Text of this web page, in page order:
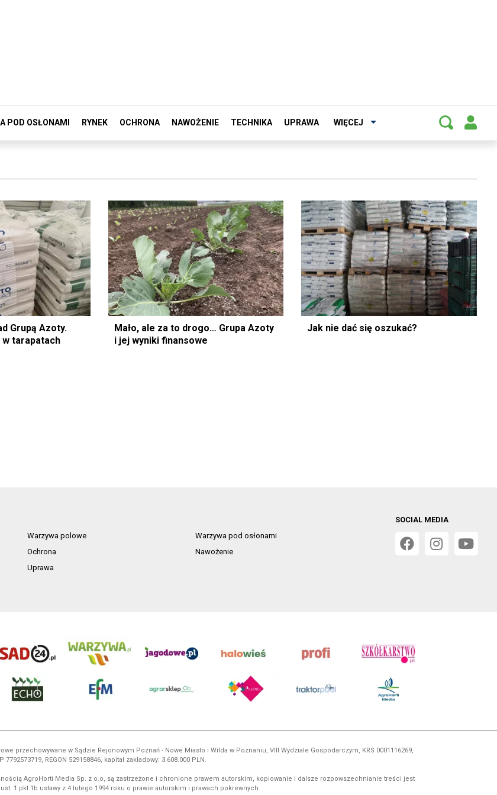
POD OSŁONAMI RYNEK OCHRONA NAWOŻENIE TECHNIKA UPRAWA WIĘCEJ
Grupą Azoty.
w tarapatach
Mało, ale za to drogo… Grupa Azoty
i jej wyniki finansowe
Jak nie dać się oszukać?
Warzywa polowe
Warzywa pod osłonami
Ochrona
Nawożenie
Uprawa
SOCIAL MEDIA
przechowywane w Sądzie Rejonowym Poznań - Nowe Miasto i Wilda w Poznaniu, VIII Wydziale Gospodarczym, KRS 0001116269,
7792573719, REGON 529158846, kapitał zakładowy: 3.608.000 PLN.
AgroHorti Media Sp. z o.o, są zastrzeżone i chronione prawem autorskim, kopiowanie i dalsze rozpowszechnianie treści jest
1 pkt 1b ustawy z 4 lutego 1994 roku o prawie autorskim i prawach pokrewnych.